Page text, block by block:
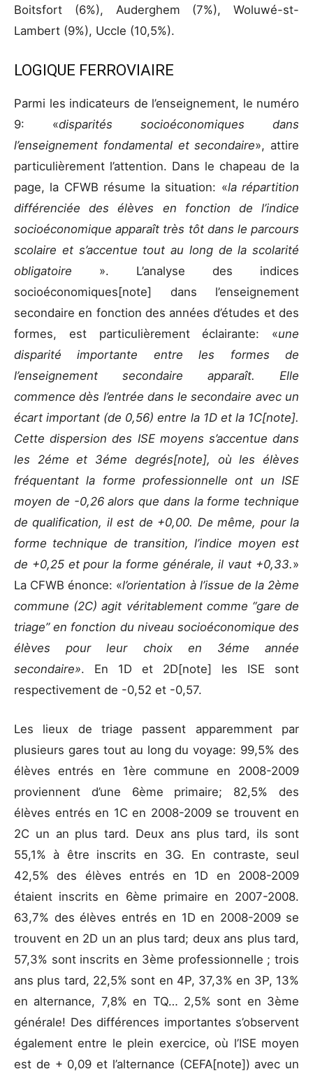
Boitsfort (6%), Auderghem (7%), Woluwé-st-
Lambert (9%), Uccle (10,5%).
LOGIQUE FERROVIAIRE
Parmi les indicateurs de l’enseignement, le numéro
9: «disparités socioéconomiques dans
l’enseignement fondamental et secondaire», attire
particulièrement l’attention. Dans le chapeau de la
page, la CFWB résume la situation: «la répartition
différenciée des élèves en fonction de l’indice
socioéconomique apparaît très tôt dans le parcours
scolaire et s’accentue tout au long de la scolarité
obligatoire ». L’analyse des indices
socioéconomiques[note]
dans l’enseignement
secondaire en fonction des années d’études et des
formes, est particulièrement éclairante: «une
disparité importante entre les formes de
l’enseignement secondaire apparaît. Elle
commence dès l’entrée dans le secondaire avec un
écart important (de 0,56) entre la 1D et la 1C[note].
Cette dispersion des ISE moyens s’accentue dans
les 2éme et 3éme degrés[note], où les élèves
fréquentant la forme professionnelle ont un ISE
moyen de -0,26 alors que dans la forme technique
de qualification, il est de +0,00. De même, pour la
forme technique de transition, l’indice moyen est
de +0,25 et pour la forme générale, il vaut +0,33.»
La CFWB énonce: «l’orientation à l’issue de la 2ème
commune (2C) agit véritablement comme “gare de
triage” en fonction du niveau socioéconomique des
élèves pour leur choix en 3éme année
secondaire». En 1D et 2D[note] les ISE sont
respectivement de -0,52 et -0,57.
Les lieux de triage passent apparemment par
plusieurs gares tout au long du voyage: 99,5% des
élèves entrés en 1ère commune en 2008-2009
proviennent d’une 6ème primaire; 82,5% des
élèves entrés en 1C en 2008-2009 se trouvent en
2C un an plus tard. Deux ans plus tard, ils sont
55,1% à être inscrits en 3G. En contraste, seul
42,5% des élèves entrés en 1D en 2008-2009
étaient inscrits en 6ème primaire en 2007-2008.
63,7% des élèves entrés en 1D en 2008-2009 se
trouvent en 2D un an plus tard; deux ans plus tard,
57,3% sont inscrits en 3ème professionnelle ; trois
ans plus tard, 22,5% sont en 4P, 37,3% en 3P, 13%
en alternance, 7,8% en TQ… 2,5% sont en 3ème
générale! Des différences importantes s’observent
également entre le plein exercice, où l’ISE moyen
est de + 0,09 et l’alternance (CEFA[note]) avec un